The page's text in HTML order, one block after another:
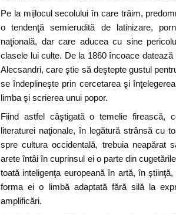
Pe la mijlocul secolului în care trăim,
o tendenţă semierudită de latinizare,
naţională, dar care aducea cu sine
clasele lui culte. De la 1860 încoace
Alecsandri, care ştie să deştepte gustul
se îndeplineşte prin cercetarea şi
limba şi scrierea unui popor.
Fiind astfel câştigată o temelie firească,
literaturei naţionale, în legătură strânsă cu
spre cultura occidentală, trebuia neapărat
arete întâi în cuprinsul ei o parte din
toată inteligenţa europeană în artă, în
forma ei o limbă adaptată fără silă la
amplificări.